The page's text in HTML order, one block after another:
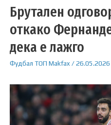
Брутален
откако
дека е лажго
Фудбал ТОП Makfax/26.05.2026